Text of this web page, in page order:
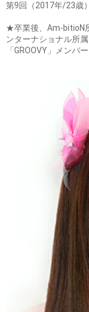
第9回（2017年/23歳
★卒業後、Am-bitioN
ンターナショナル所
「GROOVY」メンバー